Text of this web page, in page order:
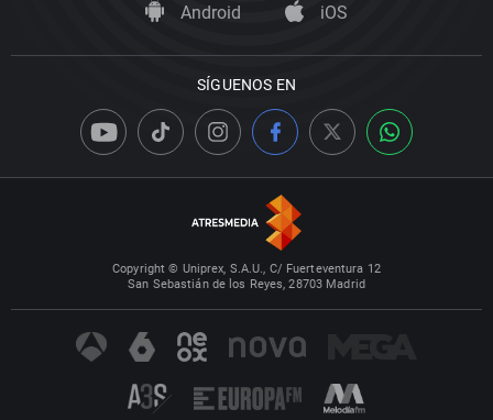
Android iOS
SÍGUENOS EN
Copyright © Uniprex, S.A.U., C/ Fuerteventura 12
San Sebastián de los Reyes, 28703 Madrid